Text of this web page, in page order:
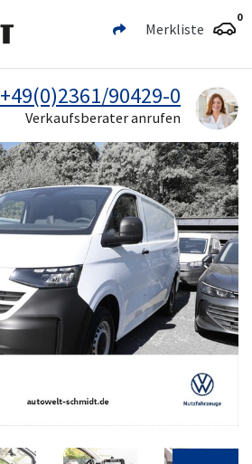
Merkliste
0
+49(0)2361/90429-0
Verkaufsberater anrufen